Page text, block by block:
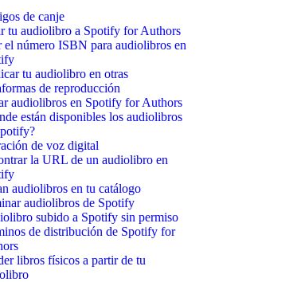
de canje
tu audiolibro a Spotify for Authors
el número ISBN para audiolibros en
tu audiolibro en otras
de reproducción
audiolibros en Spotify for Authors
están disponibles los audiolibros
de voz digital
la URL de un audiolibro en
audiolibros en tu catálogo
audiolibros de Spotify
subido a Spotify sin permiso
de distribución de Spotify for
libros físicos a partir de tu